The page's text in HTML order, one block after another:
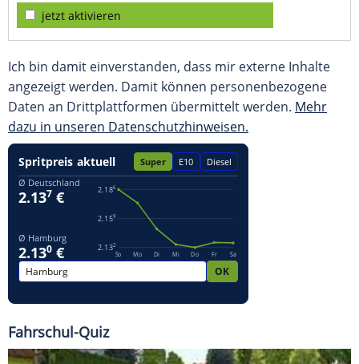
jetzt aktivieren
Ich bin damit einverstanden, dass mir externe Inhalte
angezeigt werden. Damit können personenbezogene
Daten an Drittplattformen übermittelt werden. Mehr
dazu in unseren Datenschutzhinweisen.
Fahrschul-Quiz